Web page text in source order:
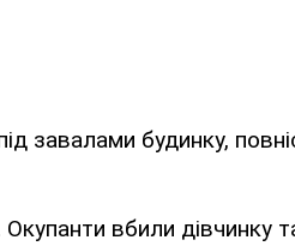
завалами будинку,
вбили дівчинку